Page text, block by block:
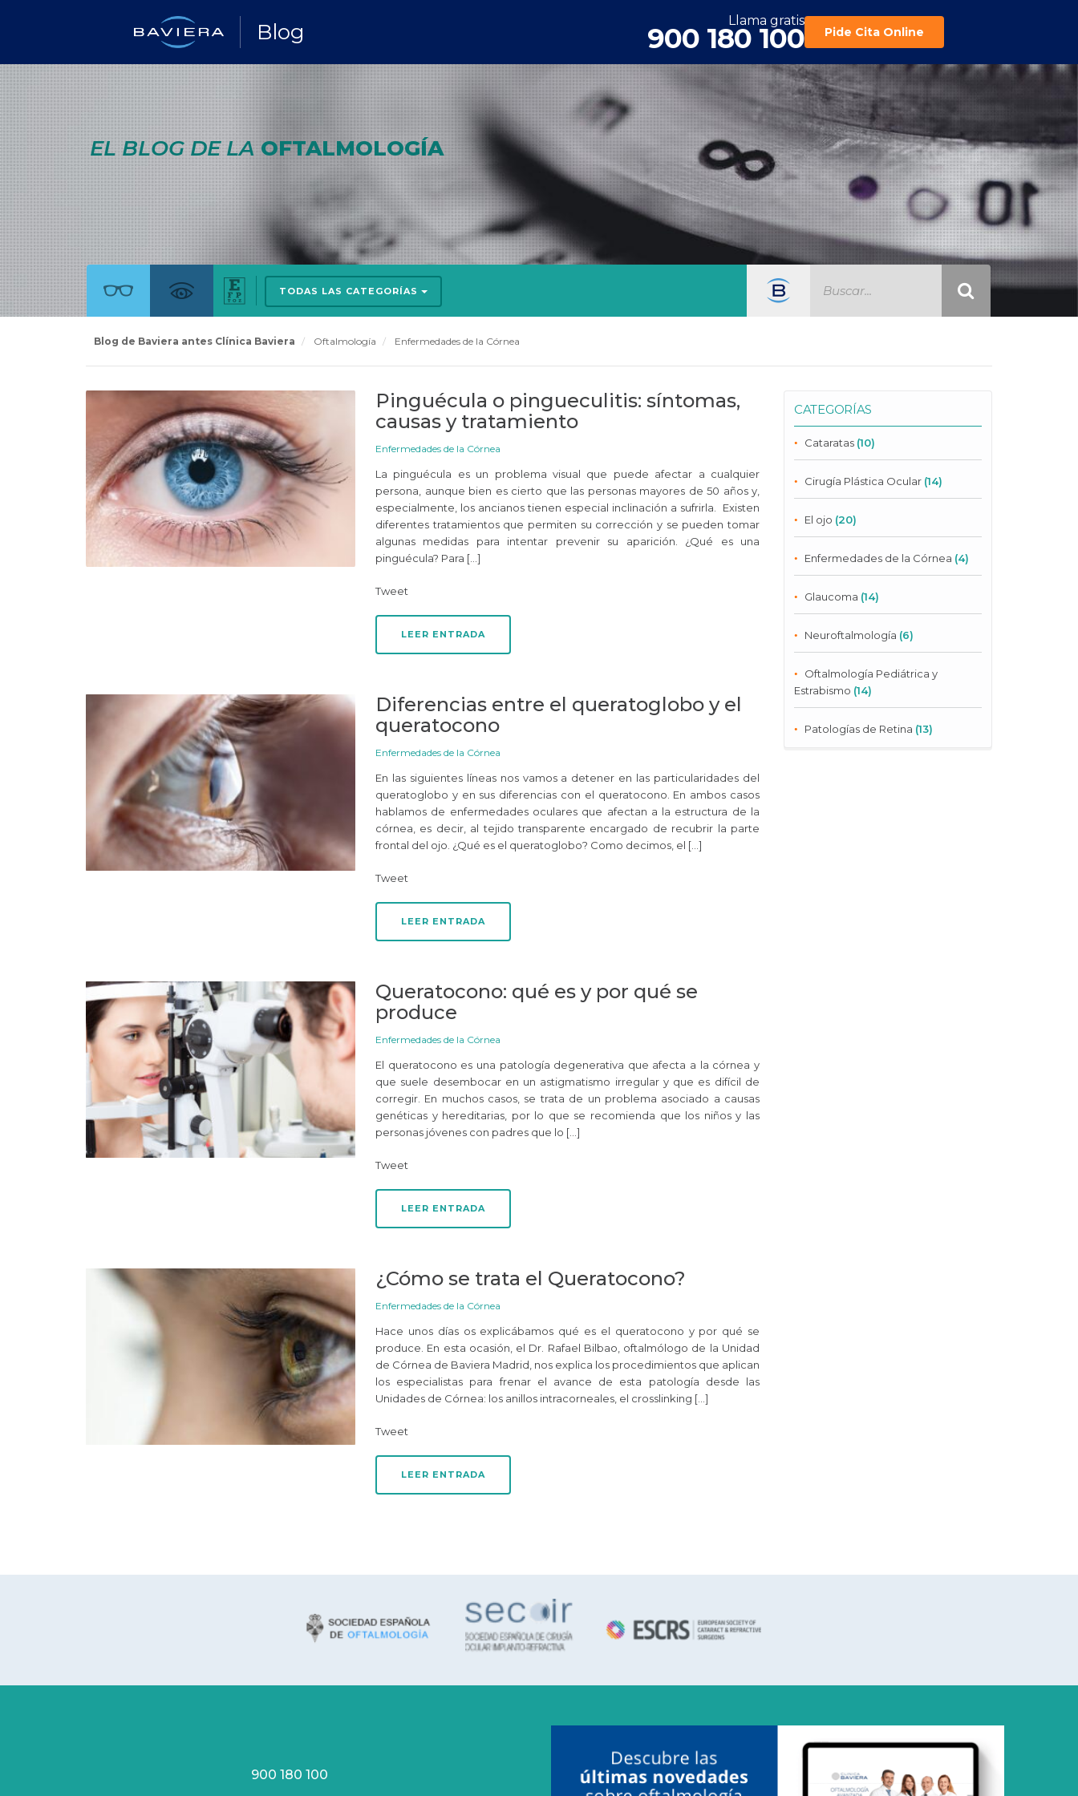
Blog Llama gratis
900 180 100 Pide Cita Online
EL BLOG DE LA OFTALMOLOGÍA
TODAS LAS CATEGORÍAS
Blog de Baviera antes Clínica Baviera Oftalmología Enfermedades de la Córnea
Pinguécula o pingueculitis: síntomas,
causas y tratamiento
Enfermedades de la Córnea
La pinguécula es un problema visual que puede afectar a cualquier
persona, aunque bien es cierto que las personas mayores de 50 años y,
especialmente, los ancianos tienen especial inclinación a sufrirla. Existen
diferentes tratamientos que permiten su corrección y se pueden tomar
algunas medidas para intentar prevenir su aparición. ¿Qué es una
pinguécula? Para […]
Tweet
LEER ENTRADA
Diferencias entre el queratoglobo y el
queratocono
Enfermedades de la Córnea
En las siguientes líneas nos vamos a detener en las particularidades del
queratoglobo y en sus diferencias con el queratocono. En ambos casos
hablamos de enfermedades oculares que afectan a la estructura de la
córnea, es decir, al tejido transparente encargado de recubrir la parte
frontal del ojo. ¿Qué es el queratoglobo? Como decimos, el […]
Tweet
LEER ENTRADA
Queratocono: qué es y por qué se
produce
Enfermedades de la Córnea
El queratocono es una patología degenerativa que afecta a la córnea y
que suele desembocar en un astigmatismo irregular y que es difícil de
corregir. En muchos casos, se trata de un problema asociado a causas
genéticas y hereditarias, por lo que se recomienda que los niños y las
personas jóvenes con padres que lo […]
Tweet
LEER ENTRADA
¿Cómo se trata el Queratocono?
Enfermedades de la Córnea
Hace unos días os explicábamos qué es el queratocono y por qué se
produce. En esta ocasión, el Dr. Rafael Bilbao, oftalmólogo de la Unidad
de Córnea de Baviera Madrid, nos explica los procedimientos que aplican
los especialistas para frenar el avance de esta patología desde las
Unidades de Córnea: los anillos intracorneales, el crosslinking […]
Tweet
LEER ENTRADA
CATEGORÍAS
Cataratas (10)
Cirugía Plástica Ocular (14)
El ojo (20)
Enfermedades de la Córnea (4)
Glaucoma (14)
Neuroftalmología (6)
Oftalmología Pediátrica y
Estrabismo (14)
Patologías de Retina (13)
900 180 100